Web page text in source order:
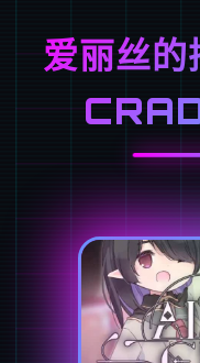
爱丽丝